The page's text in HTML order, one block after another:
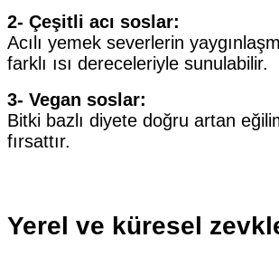
2- Çeşitli acı soslar:
Acılı yemek severlerin
farklı ısı dereceleriyle sunulabilir.
3- Vegan soslar:
Bitki bazlı diyete doğru artan
fırsattır.
Yerel ve küresel